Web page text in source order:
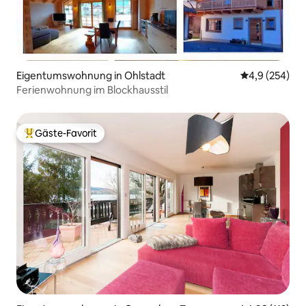
Eigentumswohnung in Ohlstadt
4,9 (254)
Ferienwohnung im Blockhausstil
Beliebter Gäste-Favorit.
Gäste-Favorit